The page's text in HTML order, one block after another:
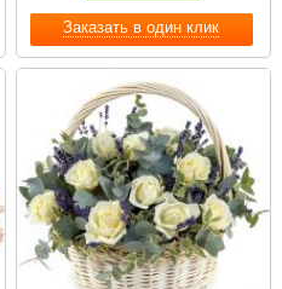
Заказать в один клик